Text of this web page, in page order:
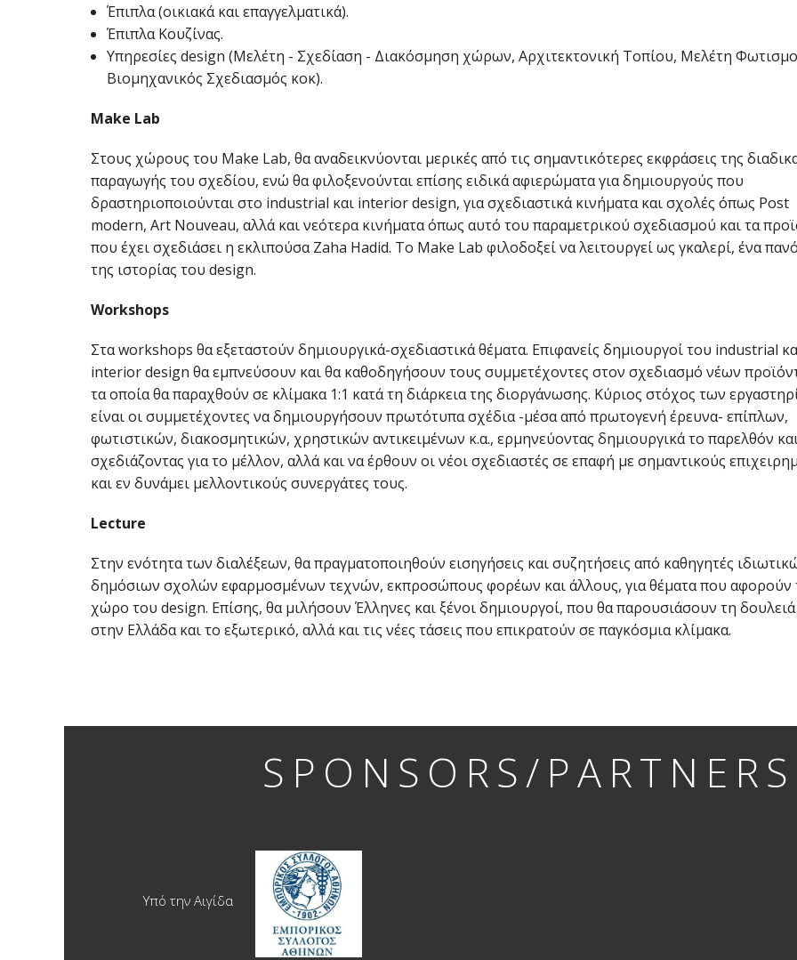
Έπιπλα (οικιακά και επαγγελματικά).
Έπιπλα Κουζίνας.
Υπηρεσίες design (Μελέτη - Σχεδίαση - Διακόσμηση χώρων, Αρχιτεκτονική Τοπίου, Μελέτη
Βιομηχανικός Σχεδιασμός κοκ).
Make Lab
Στους χώρους του Make Lab, θα αναδεικνύονται μερικές από τις σημαντικότερες εκφράσεις της
παραγωγής του σχεδίου, ενώ θα φιλοξενούνται επίσης ειδικά αφιερώματα για δημιουργούς που
δραστηριοποιούνται στο industrial και interior design, για σχεδιαστικά κινήματα και σχολές όπως Post
modern, Αrt Νouveau, αλλά και νεότερα κινήματα όπως αυτό του παραμετρικού σχεδιασμού και τα
που έχει σχεδιάσει η εκλιπούσα Zaha Hadid. Το Make Lab φιλοδοξεί να λειτουργεί ως γκαλερί, ένα
της ιστορίας του design.
Workshops
Στα workshops θα εξεταστούν δημιουργικά-σχεδιαστικά θέματα. Επιφανείς δημιουργοί του industrial
interior design θα εμπνεύσουν και θα καθοδηγήσουν τους συμμετέχοντες στον σχεδιασμό νέων
τα οποία θα παραχθούν σε κλίμακα 1:1 κατά τη διάρκεια της διοργάνωσης. Κύριος στόχος των
είναι οι συμμετέχοντες να δημιουργήσουν πρωτότυπα σχέδια -μέσα από πρωτογενή έρευνα- επίπλων,
φωτιστικών, διακοσμητικών, χρηστικών αντικειμένων κ.α., ερμηνεύοντας δημιουργικά το παρελθόν
σχεδιάζοντας για το μέλλον, αλλά και να έρθουν οι νέοι σχεδιαστές σε επαφή με σημαντικούς
και εν δυνάμει μελλοντικούς συνεργάτες τους.
Lecture
Στην ενότητα των διαλέξεων, θα πραγματοποιηθούν εισηγήσεις και συζητήσεις από καθηγητές
δημόσιων σχολών εφαρμοσμένων τεχνών, εκπροσώπους φορέων και άλλους, για θέματα που αφορούν
χώρο του design. Επίσης, θα μιλήσουν Έλληνες και ξένοι δημιουργοί, που θα παρουσιάσουν τη
στην Ελλάδα και το εξωτερικό, αλλά και τις νέες τάσεις που επικρατούν σε παγκόσμια κλίμακα.
SPONSORS/
Υπό την Αιγίδα